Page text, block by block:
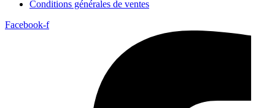
Conditions générales de ventes
Facebook-f